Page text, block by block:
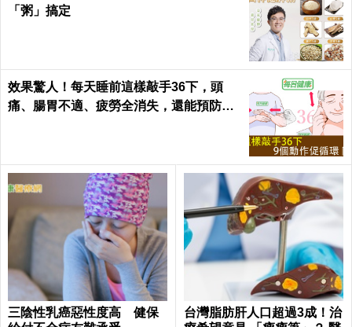
「粥」搞定
效果驚人！每天睡前這樣敲手36下，頭
痛、腸胃不適、疲勞全消失，還能預防腦
三陰性乳癌惡性度高 健保
台灣脂肪肝人口超過3成！治